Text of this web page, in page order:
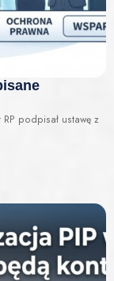
podpisał ustawę z